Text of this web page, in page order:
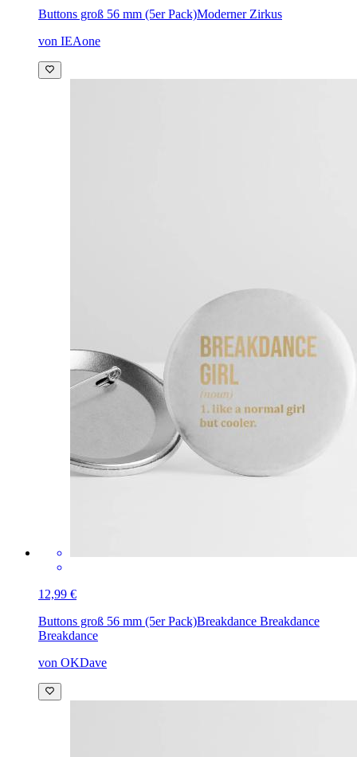
Buttons groß 56 mm (5er Pack)Moderner Zirkus
von IEAone
12,99 €
Buttons groß 56 mm (5er Pack)Breakdance Breakdance
Breakdance
von OKDave